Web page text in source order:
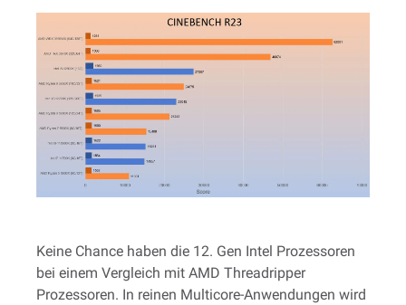
Keine Chance haben die 12. Gen Intel Prozessoren
bei einem Vergleich mit AMD Threadripper
Prozessoren. In reinen Multicore-Anwendungen wird